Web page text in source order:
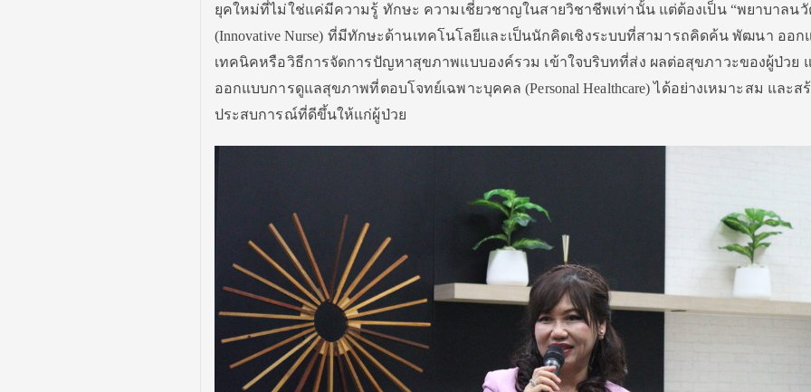
ยุคใหม่ที่ไม่ใช่แค่มีความรู้ ทักษะ ความเชี่ยวชาญในสายวิชาชีพเท่านั้น แต่ต้องเป็น “พยาบาลนวั
(Innovative Nurse) ที่มีทักษะด้านเทคโนโลยีและเป็นนักคิดเชิงระบบที่สามารถคิดค้น พัฒนา ออก
เทคนิคหรือวิธีการจัดการปัญหาสุขภาพแบบองค์รวม เข้าใจบริบทที่ส่ง ผลต่อสุขภาวะของผู้ป่วย
ออกแบบการดูแลสุขภาพที่ตอบโจทย์เฉพาะบุคคล (Personal Healthcare) ได้อย่างเหมาะสม และส
ประสบการณ์ที่ดีขึ้นให้แก่ผู้ป่วย